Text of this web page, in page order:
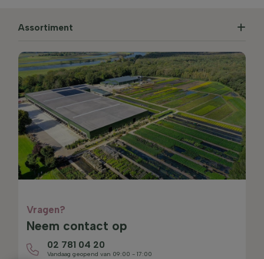
Assortiment
Vragen?
Neem contact op
02 781 04 20
Vandaag geopend van 09:00 - 17:00